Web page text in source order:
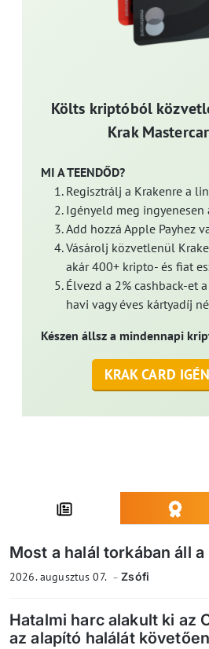
Költs kriptóból
Krak
MI A TEENDŐD?
Regisztrálj a Krakenre a
Igényeld meg ingyenesen
Add hozzá Apple Payhez
Vásárolj közvetlenül
akár 400+ kripto- és fiat
Élvezd a 2% cashback-et
havi vagy éves kártyadíj
Készen állsz a mindennapi
KRAK CARD
Most a halál torkában áll
2026. augusztus 07. Zsófi
Hatalmi harc alakult ki az
az alapító halálát